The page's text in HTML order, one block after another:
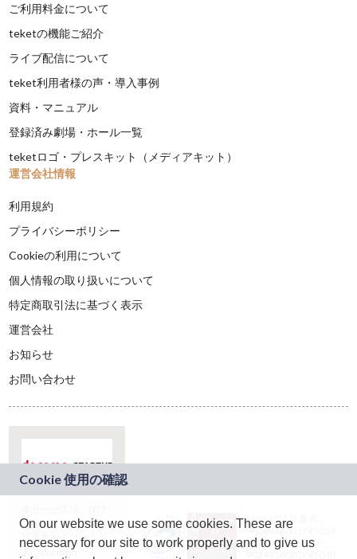
ご利用料金について
teketの機能ご紹介
ライブ配信について
teket利用者様の声・導入事例
資料・マニュアル
登録済み劇場・ホール一覧
teketロゴ・プレスキット（メディアキット）
運営会社情報
利用規約
プライバシーポリシー
Cookieの利用について
個人情報の取り扱いについて
特定商取引法に基づく表示
運営会社
お知らせ
お問い合わせ
ドコモグループの新
規事業創出プログラ
ム「docomo
JASRAC許諾番号：
9024936001Y45037
JASRAC許諾番号：
On our website we use some cookies. These are
necessary for our site to work properly and to give us